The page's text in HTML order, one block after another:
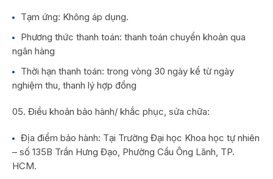
Tạm ứng: Không áp dụng.
Phương thức thanh toán: thanh toán chuyển khoản qua
ngân hàng
Thời hạn thanh toán: trong vòng 30 ngày kể từ ngày
nghiệm thu, thanh lý hợp đồng
Điều khoản bảo hành/ khắc phục, sửa chữa:
Địa điểm bảo hành: Tại Trường Đại học Khoa học tự nhiên
– số 135B Trần Hưng Đạo, Phường Cầu Ông Lãnh, TP.
HCM.